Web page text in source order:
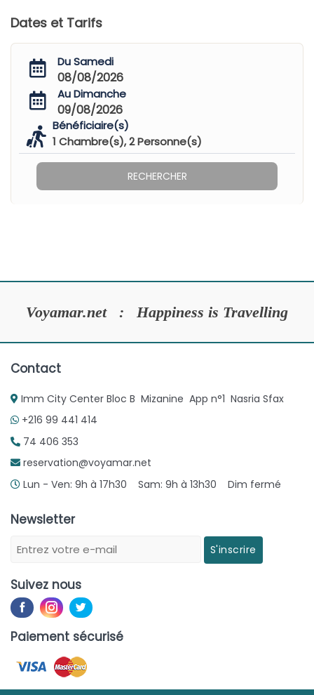
Dates et Tarifs
Du Samedi
08/08/2026
Au Dimanche
09/08/2026
Bénéficiaire(s)
1 Chambre(s),2Personne(s)
RECHERCHER
Voyamar.net : Happiness is Travelling
Contact
Imm City Center Bloc B Mizanine App n°1 Nasria Sfax
+216 99 441 414
74 406 353
reservation@voyamar.net
Lun - Ven: 9h à 17h30 Sam: 9h à 13h30 Dim fermé
Newsletter
S'inscrire
Suivez nous
Paiement sécurisé